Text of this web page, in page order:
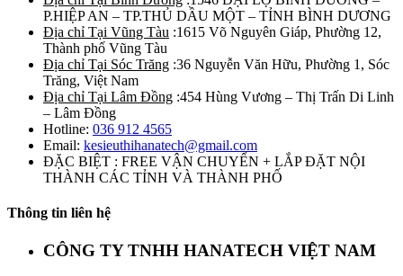
P.HIỆP AN – TP.THỦ DẦU MỘT – TỈNH BÌNH DƯƠNG
Địa chỉ Tại Vũng Tàu :1615 Võ Nguyên Giáp, Phường 12,
Thành phố Vũng Tàu
Địa chỉ Tại Sóc Trăng :36 Nguyễn Văn Hữu, Phường 1, Sóc
Trăng, Việt Nam
Địa chỉ Tại Lâm Đồng :454 Hùng Vương – Thị Trấn Di Linh
– Lâm Đồng
Hotline: 036 912 4565
Email: kesieuthihanatech@gmail.com
ĐẶC BIỆT : FREE VẬN CHUYỂN + LẮP ĐẶT NỘI
THÀNH CÁC TỈNH VÀ THÀNH PHỐ
Thông tin liên hệ
CÔNG TY TNHH HANATECH VIỆT NAM